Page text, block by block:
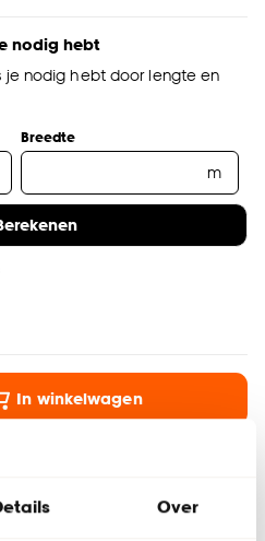
Over
nodig hebt
je nodig hebt door lengte en
Breedte
m
In winkelwagen
(+ € 9,99)